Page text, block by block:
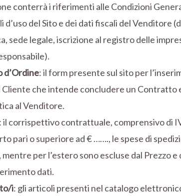
conterrà i riferimenti alle Condizioni
d’uso del Sito e dei dati fiscali del Venditore
sede legale, iscrizione al registro delle
d’Ordine: il form presente sul sito per
Cliente che intende concludere un Contratto
al Venditore.
il corrispettivo contrattuale, comprensivo di
pari o superiore ad € ……., le spese di
mentre per l’estero sono escluse dal Prezzo
dati.
i: gli articoli presenti nel catalogo